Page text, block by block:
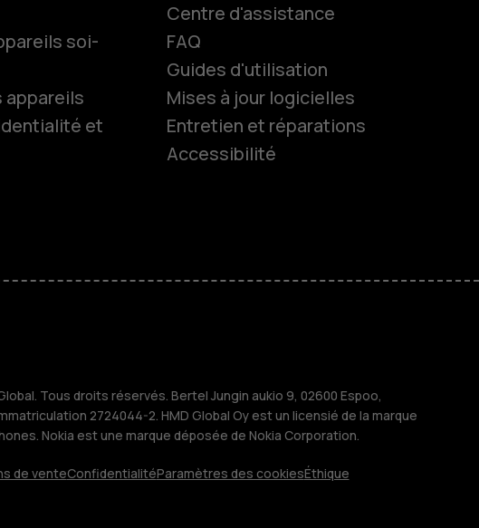
entreprises
soi-
appareils
et
Centre d'assistance
FAQ
Guides d'utilisation
Mises à jour logicielles
Entretien et réparations
Accessibilité
Tous droits réservés. Bertel Jungin aukio 9, 02600 Espoo,
2724044-2. HMD Global Oy est un licensié de la marque
Nokia est une marque déposée de Nokia Corporation.
de venteConfidentialitéParamètres des cookiesÉthique